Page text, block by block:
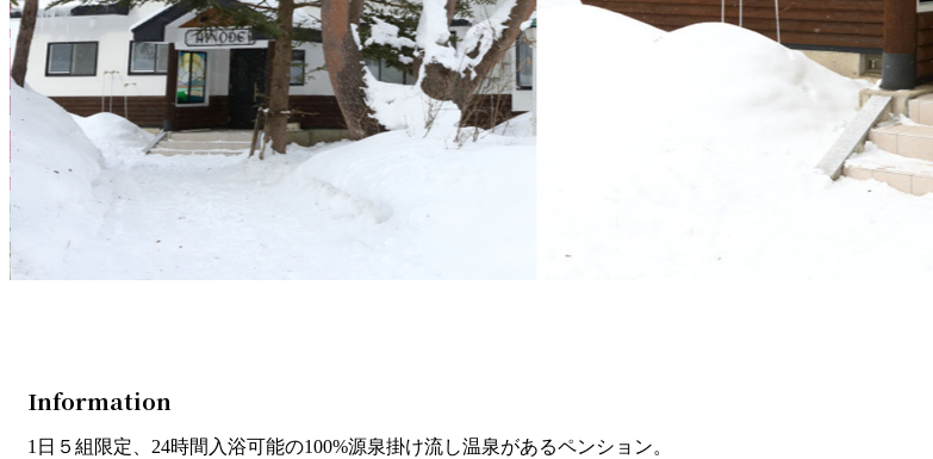
Information
1日５組限定、24時間入浴可能の100%源泉掛け流し温泉があるペンション。